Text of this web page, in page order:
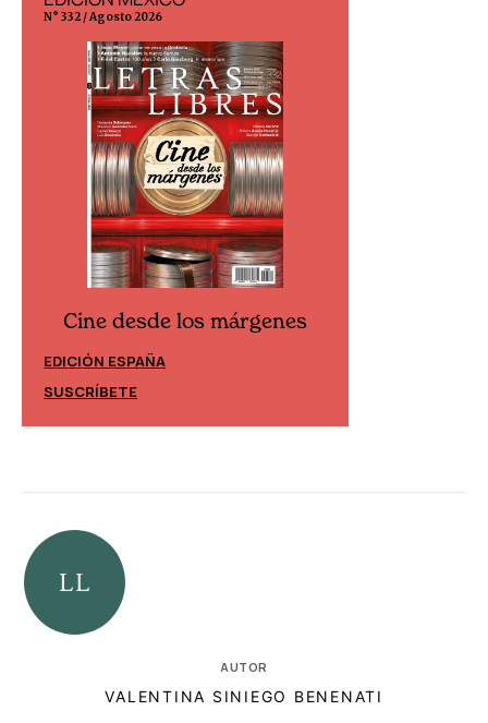
N° 332 / Agosto 2026
Cine desde los márgenes
EDICIÓN ESPAÑA
SUSCRÍBETE
AUTOR
VALENTINA SINIEGO BENENATI